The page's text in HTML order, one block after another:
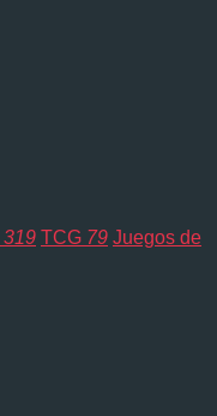
319 TCG 79 Juegos de